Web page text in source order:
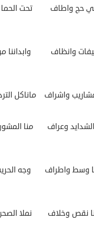
حج واطاف تحت الحما
وانظاف وابداننا
واشراف ماناكل
وعراف منا المشوره
وسط واطراف وجه
نقص وخلاف نملا